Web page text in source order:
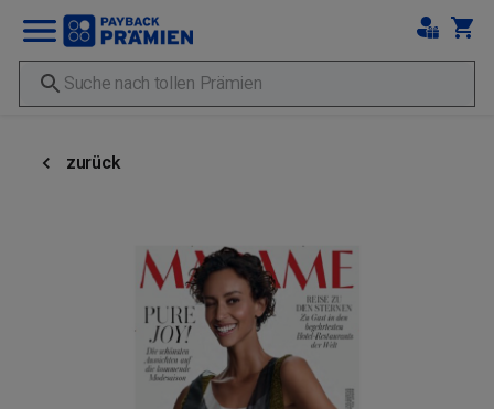
zurück